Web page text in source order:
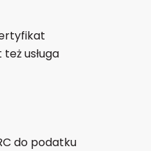
usługa
do podatku